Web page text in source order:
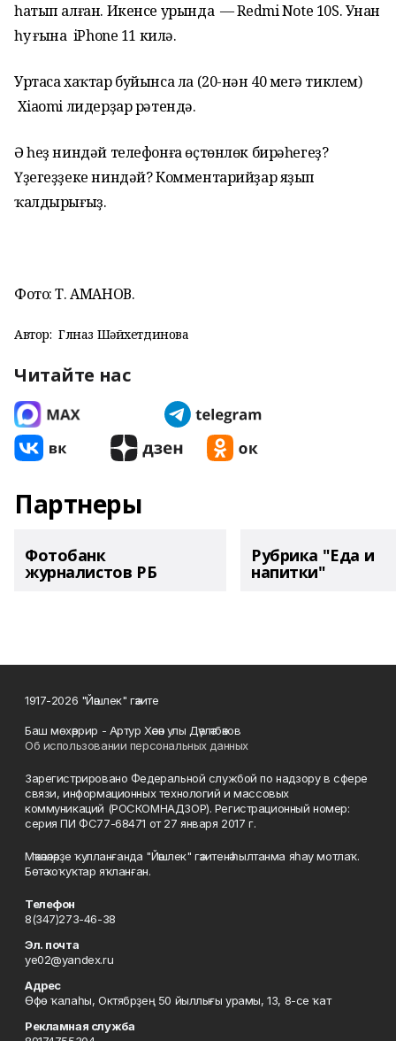
һатып алған. Икенсе урында — Redmi Note 10S. Унан
һуң ғына iPhone 11 килә.
Уртаса хаҡтар буйынса ла (20-нән 40 меңгә тиклем)
Xiaomi лидерҙар рәтендә.
Ә һеҙ ниндәй телефонға өҫтөнлөк бирәһегеҙ?
Үҙегеҙҙеке ниндәй? Комментарийҙар яҙып
ҡалдырығыҙ.
Фото: Т. АМАНОВ.
Автор: Гөлназ Шәйхетдинова
Читайте нас
Партнеры
Фотобанк
журналистов РБ
Рубрика "Еда и
напитки"
1917-2026 "Йәшлек" гәзите
Баш мөхәррир - Артур Хәсән улы Дәүләтбәков
Об использовании персональных данных
Зарегистрировано Федеральной службой по надзору в сфере
связи, информационных технологий и массовых
коммуникаций (РОСКОМНАДЗОР). Регистрационный номер:
серия ПИ ФС77-68471 от 27 января 2017 г.
Мәҡәләләрҙе ҡулланғанда "Йәшлек" гәзитенә һылтанма яһау мотлаҡ.
Бөтә хоҡуҡтар яҡланған.
Телефон
8(347)273-46-38
Эл. почта
ye02@yandex.ru
Адрес
Өфө ҡалаһы, Октябрҙең 50 йыллығы урамы, 13, 8-се ҡат
Рекламная служба